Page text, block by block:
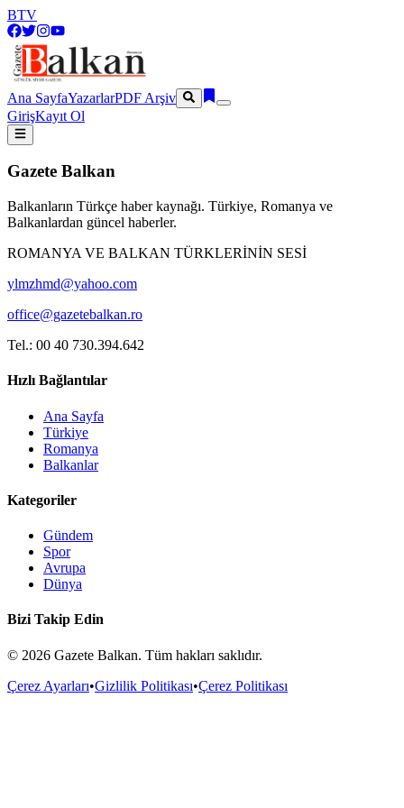
BTV
Ana SayfaYazarlarPDF Arşiv
GirişKayıt Ol
Gazete Balkan
Balkanların Türkçe haber kaynağı. Türkiye, Romanya ve
Balkanlardan güncel haberler.
ROMANYA VE BALKAN TÜRKLERİNİN SESİ
ylmzhmd@yahoo.com
office@gazetebalkan.ro
Tel.: 00 40 730.394.642
Hızlı Bağlantılar
Ana Sayfa
Türkiye
Romanya
Balkanlar
Kategoriler
Gündem
Spor
Avrupa
Dünya
Bizi Takip Edin
© 2026 Gazete Balkan. Tüm hakları saklıdır.
Çerez Ayarları•Gizlilik Politikası•Çerez Politikası